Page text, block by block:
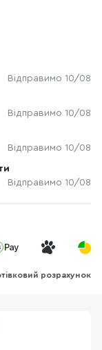
Відправимо 10/08
Відправимо 10/08
Відправимо 10/08
Відправимо 10/08
розрахунок